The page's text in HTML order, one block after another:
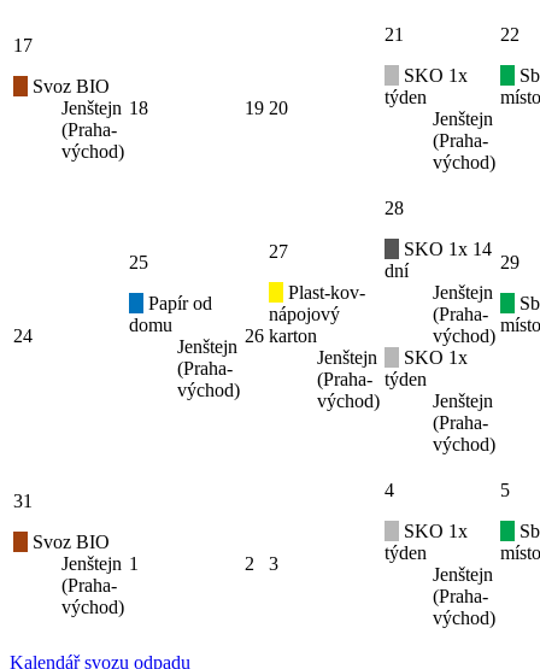
17
Svoz BIO
Jenštejn
(Praha-
východ)
18 19 20
21
SKO 1x
týden
Jenštejn
(Praha-
východ)
22
24
25
Papír od
domu
Jenštejn
(Praha-
východ)
26
27
Plast-kov-
nápojový
karton
Jenštejn
(Praha-
východ)
28
SKO 1x 14
dní
Jenštejn
(Praha-
východ)
SKO 1x
týden
Jenštejn
(Praha-
východ)
29
31
Svoz BIO
Jenštejn
(Praha-
východ)
1 2 3
4
SKO 1x
týden
Jenštejn
(Praha-
východ)
5
Kalendář svozu odpadu